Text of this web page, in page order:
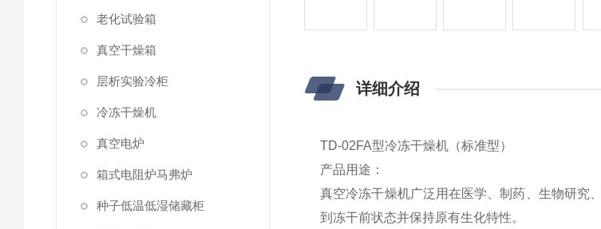
老化试验箱
真空干燥箱
层析实验冷柜
冷冻干燥机
真空电炉
箱式电阻炉马弗炉
种子低温低湿储藏柜
详细介绍
TD-02FA型冷冻干燥机（标准型）
产品用途：
真空冷冻干燥机广泛用在医学、制药、生物研究
到冻干前状态并保持原有生化特性。